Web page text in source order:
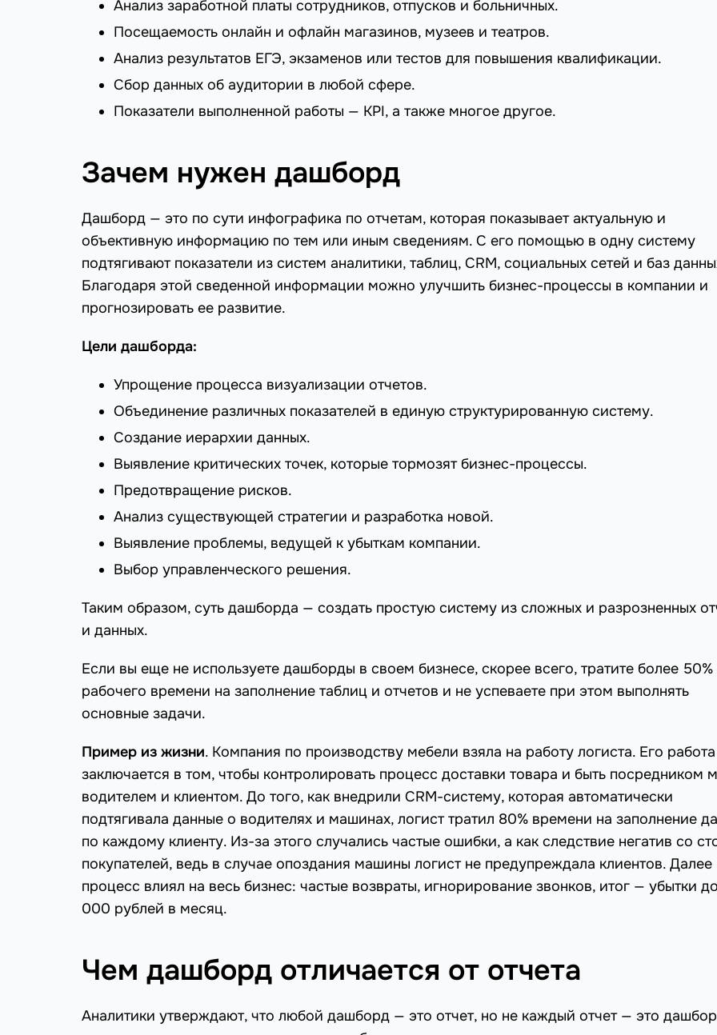
Анализ заработной платы сотрудников, отпусков и больничных.
Посещаемость онлайн и офлайн магазинов, музеев и театров.
Анализ результатов ЕГЭ, экзаменов или тестов для повышения квалификации.
Сбор данных об аудитории в любой сфере.
Показатели выполненной работы — KPI, а также многое другое.
Зачем нужен дашборд
Дашборд — это по сути инфографика по отчетам, которая показывает актуальную и
объективную информацию по тем или иным сведениям. С его помощью в одну систему
подтягивают показатели из систем аналитики, таблиц, CRM, социальных сетей и баз
Благодаря этой сведенной информации можно улучшить бизнес-процессы в компании и
прогнозировать ее развитие.
Цели дашборда:
Упрощение процесса визуализации отчетов.
Объединение различных показателей в единую структурированную систему.
Создание иерархии данных.
Выявление критических точек, которые тормозят бизнес-процессы.
Предотвращение рисков.
Анализ существующей стратегии и разработка новой.
Выявление проблемы, ведущей к убыткам компании.
Выбор управленческого решения.
Таким образом, суть дашборда — создать простую систему из сложных и разрозненных
и данных.
Если вы еще не используете дашборды в своем бизнесе, скорее всего, тратите более 50%
рабочего времени на заполнение таблиц и отчетов и не успеваете при этом выполнять
основные задачи.
Пример из жизни. Компания по производству мебели взяла на работу логиста. Его работа
заключается в том, чтобы контролировать процесс доставки товара и быть посредником
водителем и клиентом. До того, как внедрили CRM-систему, которая автоматически
подтягивала данные о водителях и машинах, логист тратил 80% времени на заполнение
по каждому клиенту. Из-за этого случались частые ошибки, а как следствие негатив со
покупателей, ведь в случае опоздания машины логист не предупреждала клиентов. Далее
процесс влиял на весь бизнес: частые возвраты, игнорирование звонков, итог — убытки
000 рублей в месяц.
Чем дашборд отличается от отчета
Аналитики утверждают, что любой дашборд — это отчет, но не каждый отчет — это